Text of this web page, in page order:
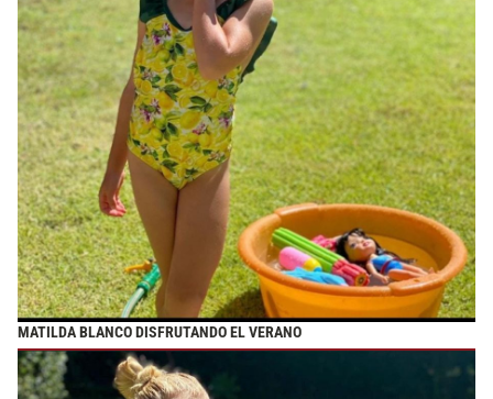
MATILDA BLANCO DISFRUTANDO EL VERANO